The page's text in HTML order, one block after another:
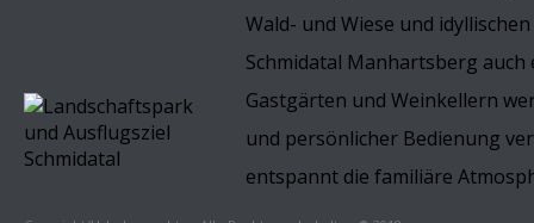
Wald- und Wiese und
Schmidatal Manhartsberg auch
Gastgärten und Weinkellern
und persönlicher Bedienung
entspannt die familiäre